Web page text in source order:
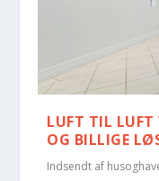
LUFT TIL LUFT
OG BILLIGE
Indsendt af